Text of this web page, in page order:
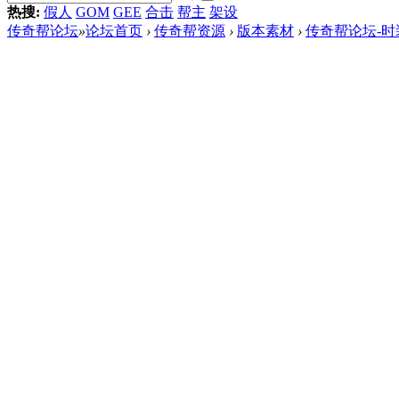
热搜: 假人 GOM GEE 合击 帮主 架设
传奇帮论坛»论坛首页 › 传奇帮资源 › 版本素材 › 传奇帮论坛-时